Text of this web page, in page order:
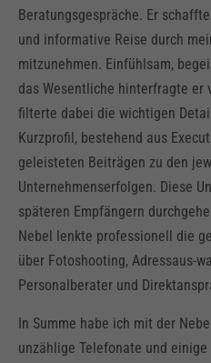
Beratungsgespräche. Er
und informative Reise durch
mitzunehmen. Einfühlsam,
das Wesentliche hinterfragte er
filterte dabei die wichtigen
Kurzprofil, bestehend aus
geleisteten Beiträgen zu den
Unternehmenserfolgen. Diese
späteren Empfängern
Nebel lenkte professionell die
über Fotoshooting, Adressaus-
Personalberater und
In Summe habe ich mit der
unzählige Telefonate und